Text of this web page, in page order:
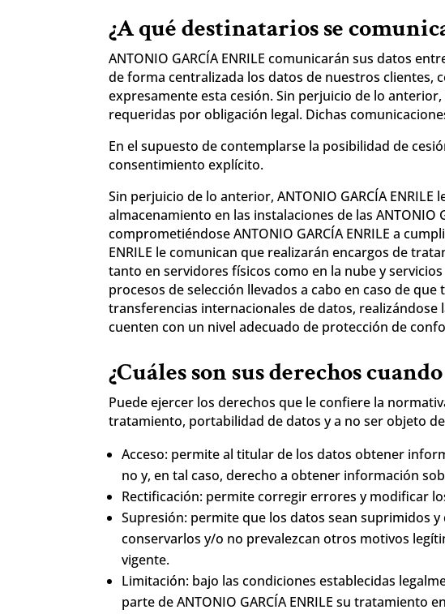
¿A qué destinatarios se
ANTONIO GARCÍA ENRILE comunicarán sus datos
de forma centralizada los datos de nuestros clientes,
expresamente esta cesión. Sin perjuicio de lo
requeridas por obligación legal. Dichas
En el supuesto de contemplarse la posibilidad de
consentimiento explícito.
Sin perjuicio de lo anterior, ANTONIO GARCÍA
almacenamiento en las instalaciones de las ANTONIO
comprometiéndose ANTONIO GARCÍA ENRILE a
ENRILE le comunican que realizarán encargos de
tanto en servidores físicos como en la nube y
procesos de selección llevados a cabo en caso de
transferencias internacionales de datos, realizándose
cuenten con un nivel adecuado de protección de
¿Cuáles son sus derechos
Puede ejercer los derechos que le confiere la
tratamiento, portabilidad de datos y a no ser objeto
Acceso: permite al titular de los datos obtener
no y, en tal caso, derecho a obtener información
Rectificación: permite corregir errores y modificar
Supresión: permite que los datos sean suprimidos y
conservarlos y/o no prevalezcan otros motivos
vigente.
Limitación: bajo las condiciones establecidas
parte de ANTONIO GARCÍA ENRILE su